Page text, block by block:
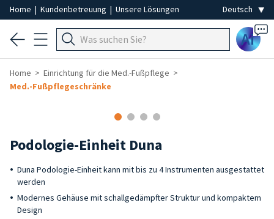
Home | Kundenbetreuung | Unsere Lösungen
Ai
Home
Einrichtung für die Med.-Fußpflege
Med.-Fußpflegeschränke
Podologie-Einheit Duna
Duna Podologie-Einheit kann mit bis zu 4 Instrumenten ausgestattet
werden
Modernes Gehäuse mit schallgedämpfter Struktur und kompaktem
Design